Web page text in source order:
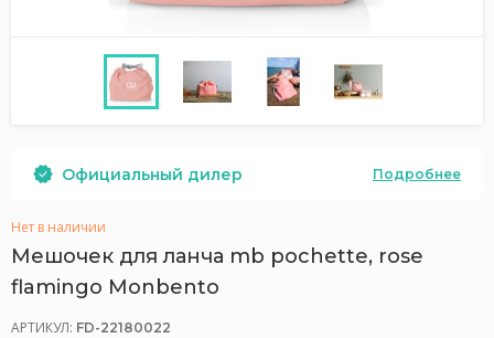
Официальный дилер Подробнее
Нет в наличии
Мешочек для ланча mb pochette, rose
flamingo Monbento
АРТИКУЛ: FD-22180022